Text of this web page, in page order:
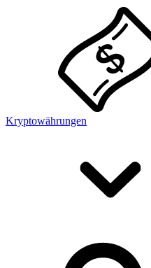
Kryptowährungen